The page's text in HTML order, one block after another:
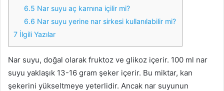
6.5 Nar suyu aç karnına içilir mi?
6.6 Nar suyu yerine nar sirkesi kullanılabilir mi?
7 İlgili Yazılar
Nar suyu, doğal olarak fruktoz ve glikoz içerir. 100 ml nar
suyu yaklaşık 13-16 gram şeker içerir. Bu miktar, kan
şekerini yükseltmeye yeterlidir. Ancak nar suyunun